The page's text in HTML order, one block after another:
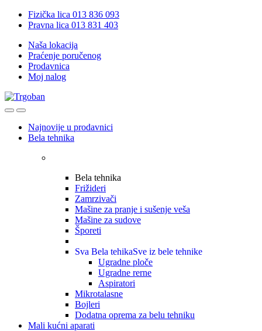
Skip
Skip
Fizička lica 013 836 093
Pravna lica 013 831 403
Naša lokacija
Praćenje poručenog
Prodavnica
Moj nalog
OpenClose
Najnovije u prodavnici
Bela tehnika
Bela tehnika
Frižideri
Zamrzivači
Mašine za pranje i sušenje veša
Mašine za sudove
Šporeti
Sva Bela tehikaSve iz bele tehnike
Ugradne ploče
Ugradne rerne
Aspiratori
Mikrotalasne
Bojleri
Dodatna oprema za belu tehniku
Mali kućni aparati